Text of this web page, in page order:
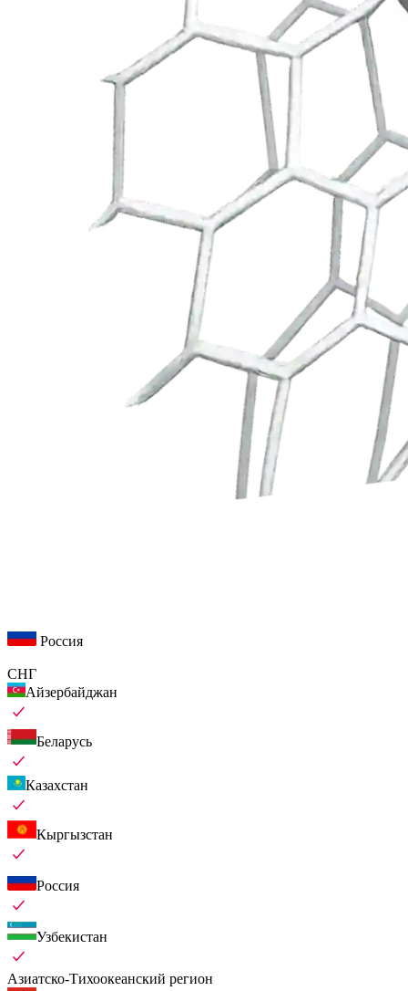
Россия
СНГ
Айзербайджан
Беларусь
Казахстан
Кыргызстан
Россия
Узбекистан
Азиатско-Тихоокеанский регион